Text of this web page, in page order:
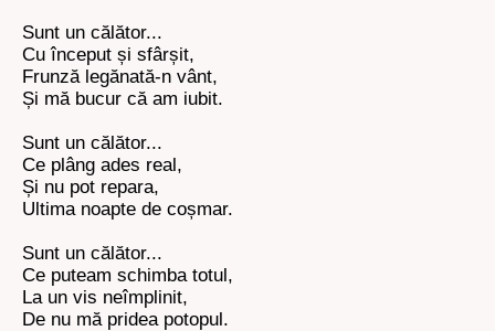
Sunt un călător...
Cu început și sfârșit,
Frunză legănată-n vânt,
Și mă bucur că am iubit.
Sunt un călător...
Ce plâng ades real,
Și nu pot repara,
Ultima noapte de coșmar.
Sunt un călător...
Ce puteam schimba totul,
La un vis neîmplinit,
De nu mă pridea potopul.